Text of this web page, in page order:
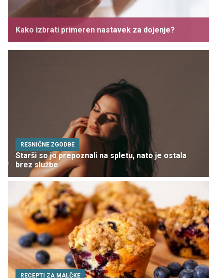
Kako izbrati primeren nastavek za dojenje?
RESNIČNE ZGODBE
Starši so jo prepoznali na spletu, nato je ostala
brez službe
RECEPTI ZA MALČKE